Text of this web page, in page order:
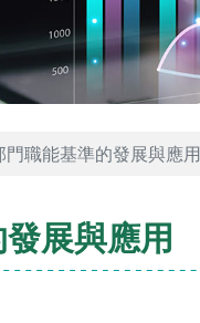
門職能基準的發展與應用
展與應用